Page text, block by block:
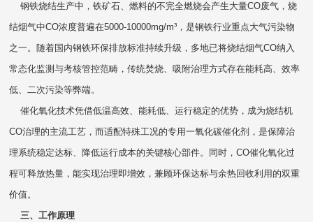
钢铁烧结生产中，铁矿石、燃料的不完全燃烧会产生大量CO废气，烧
结烟气中CO浓度普遍在5000-10000mg/m³，是钢铁行业重点大气污染物
之一。随着国内钢铁环保排放标准持续升级，多地已将烧结烟气CO纳入
常态化监测与考核管控范畴，传统焚烧、吸附治理方式存在能耗高、效率
低、二次污染等弊端。
催化氧化技术凭借低温高效、能耗低、运行稳定的优势，成为烧结机
CO治理的主流工艺，而适配特殊工况的专用一氧化碳催化剂，是保障治
理系统稳定达标、降低运行成本的关键核心部件。同时，CO催化氧化过
程可释放热量，能实现治理即增效，兼顾环保达标与余热回收利用的双重
价值。
三、工作原理